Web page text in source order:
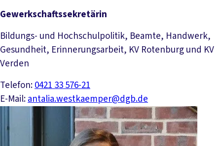
Gewerkschaftssekretärin
Bildungs- und Hochschulpolitik, Beamte, Handwerk,
Gesundheit, Erinnerungsarbeit, KV Rotenburg und KV
Verden
Telefon:0421 33 576-21
E-Mail:antalia.westkaemper@dgb.de